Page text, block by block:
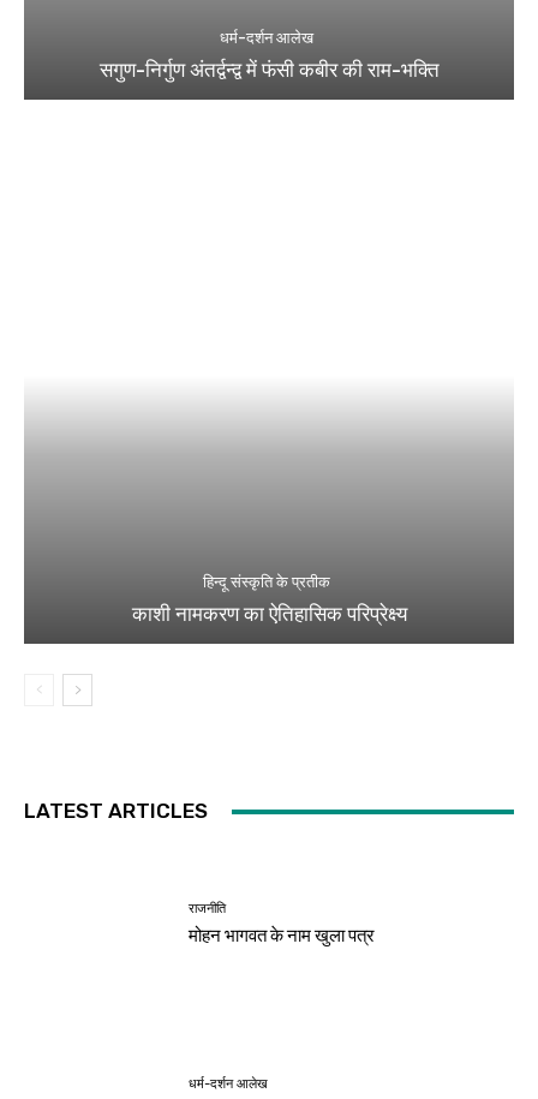
धर्म-दर्शन आलेख
सगुण-निर्गुण अंतर्द्वन्द्व में फंसी कबीर की राम-भक्ति
हिन्दू संस्कृति के प्रतीक
काशी नामकरण का ऐतिहासिक परिप्रेक्ष्य
LATEST ARTICLES
राजनीति
मोहन भागवत के नाम खुला पत्र
धर्म-दर्शन आलेख